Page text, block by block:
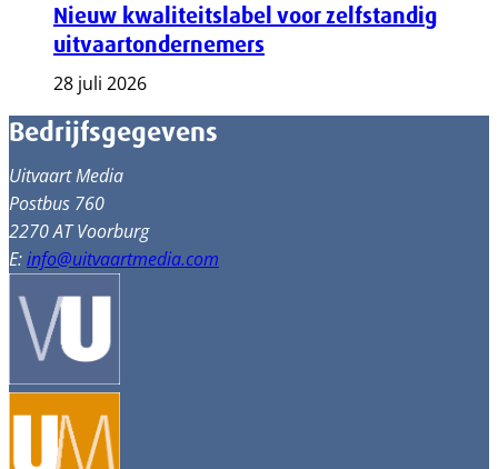
Nieuw kwaliteitslabel voor zelfstandig
uitvaartondernemers
28 juli 2026
Bedrijfsgegevens
Uitvaart Media
Postbus 760
2270 AT Voorburg
E:info@uitvaartmedia.com